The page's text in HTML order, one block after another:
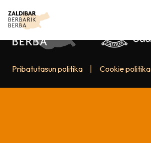
Pribatutasun politika Cookie politika